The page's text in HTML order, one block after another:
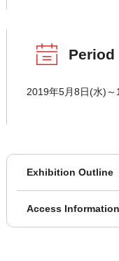
Period
2019年5月8日(水)～
Exhibition Outline
Access Information